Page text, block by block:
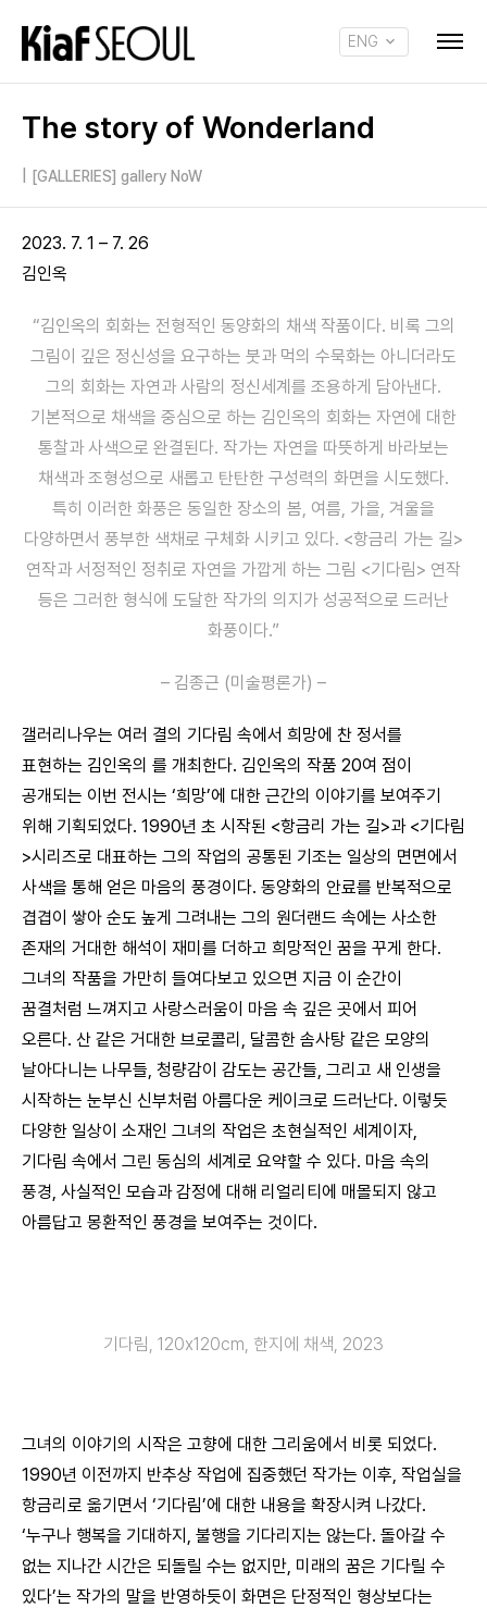
ENG
The story of Wonderland
[GALLERIES] gallery NoW
2023. 7. 1 – 7. 26
김인옥
“김인옥의 회화는 전형적인 동양화의 채색 작품이다. 비록 그의
그림이 깊은 정신성을 요구하는 붓과 먹의 수묵화는 아니더라도
그의 회화는 자연과 사람의 정신세계를 조용하게 담아낸다.
기본적으로 채색을 중심으로 하는 김인옥의 회화는 자연에 대한
통찰과 사색으로 완결된다. 작가는 자연을 따뜻하게 바라보는
채색과 조형성으로 새롭고 탄탄한 구성력의 화면을 시도했다.
특히 이러한 화풍은 동일한 장소의 봄, 여름, 가을, 겨울을
다양하면서 풍부한 색채로 구체화 시키고 있다. <항금리 가는 길>
연작과 서정적인 정취로 자연을 가깝게 하는 그림 <기다림> 연작
등은 그러한 형식에 도달한 작가의 의지가 성공적으로 드러난
화풍이다.”
– 김종근 (미술평론가) –
갤러리나우는 여러 결의 기다림 속에서 희망에 찬 정서를
표현하는 김인옥의 를 개최한다. 김인옥의 작품 20여 점이
공개되는 이번 전시는 ‘희망’에 대한 근간의 이야기를 보여주기
위해 기획되었다. 1990년 초 시작된 <항금리 가는 길>과 <기다림
>시리즈로 대표하는 그의 작업의 공통된 기조는 일상의 면면에서
사색을 통해 얻은 마음의 풍경이다. 동양화의 안료를 반복적으로
겹겹이 쌓아 순도 높게 그려내는 그의 원더랜드 속에는 사소한
존재의 거대한 해석이 재미를 더하고 희망적인 꿈을 꾸게 한다.
그녀의 작품을 가만히 들여다보고 있으면 지금 이 순간이
꿈결처럼 느껴지고 사랑스러움이 마음 속 깊은 곳에서 피어
오른다. 산 같은 거대한 브로콜리, 달콤한 솜사탕 같은 모양의
날아다니는 나무들, 청량감이 감도는 공간들, 그리고 새 인생을
시작하는 눈부신 신부처럼 아름다운 케이크로 드러난다. 이렇듯
다양한 일상이 소재인 그녀의 작업은 초현실적인 세계이자,
기다림 속에서 그린 동심의 세계로 요약할 수 있다. 마음 속의
풍경, 사실적인 모습과 감정에 대해 리얼리티에 매몰되지 않고
아름답고 몽환적인 풍경을 보여주는 것이다.
기다림, 120x120cm, 한지에 채색, 2023
그녀의 이야기의 시작은 고향에 대한 그리움에서 비롯 되었다.
1990년 이전까지 반추상 작업에 집중했던 작가는 이후, 작업실을
항금리로 옮기면서 ‘기다림’에 대한 내용을 확장시켜 나갔다.
‘누구나 행복을 기대하지, 불행을 기다리지는 않는다. 돌아갈 수
없는 지나간 시간은 되돌릴 수는 없지만, 미래의 꿈은 기다릴 수
있다’는 작가의 말을 반영하듯이 화면은 단정적인 형상보다는